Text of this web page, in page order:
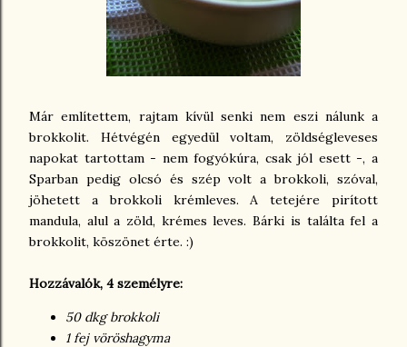
Már említettem, rajtam kívül senki nem eszi nálunk a
brokkolit. Hétvégén egyedül voltam, zöldségleveses
napokat tartottam - nem fogyókúra, csak jól esett -, a
Sparban pedig olcsó és szép volt a brokkoli, szóval,
jöhetett a brokkoli krémleves. A tetejére pirított
mandula, alul a zöld, krémes leves. Bárki is találta fel a
brokkolit, köszönet érte. :)
Hozzávalók, 4 személyre:
50 dkg brokkoli
1 fej vöröshagyma